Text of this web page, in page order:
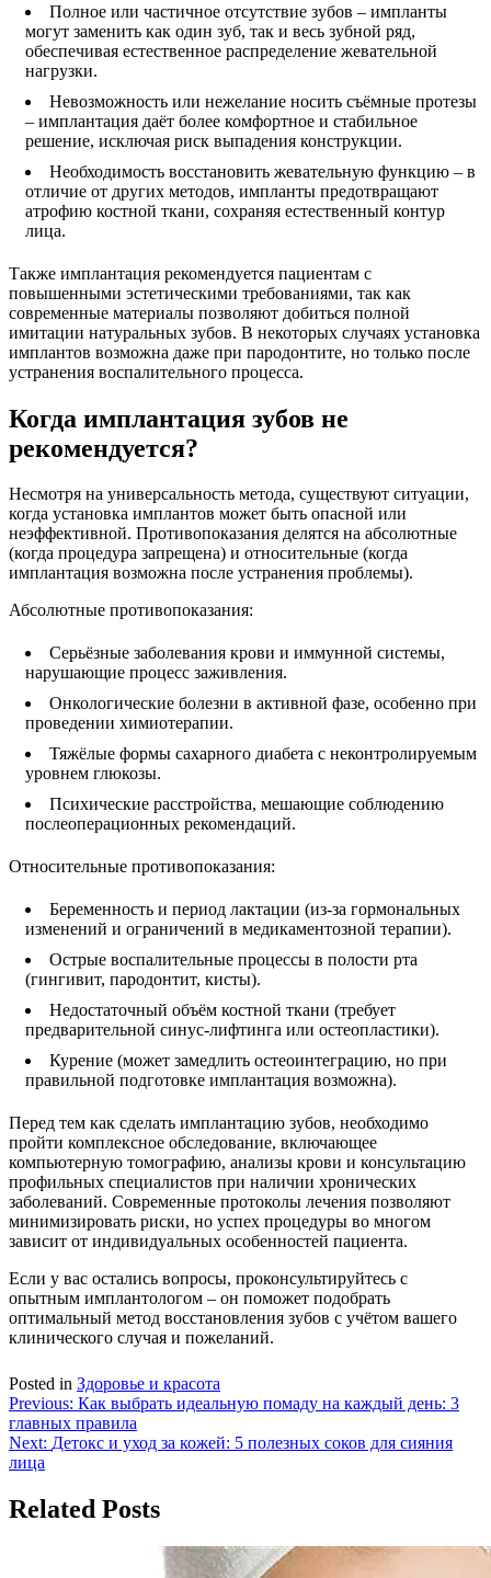
Полное или частичное отсутствие зубов – импланты
могут заменить как один зуб, так и весь зубной ряд,
обеспечивая естественное распределение жевательной
нагрузки.
Невозможность или нежелание носить съёмные протезы
– имплантация даёт более комфортное и стабильное
решение, исключая риск выпадения конструкции.
Необходимость восстановить жевательную функцию – в
отличие от других методов, импланты предотвращают
атрофию костной ткани, сохраняя естественный контур
лица.
Также имплантация рекомендуется пациентам с
повышенными эстетическими требованиями, так как
современные материалы позволяют добиться полной
имитации натуральных зубов. В некоторых случаях установка
имплантов возможна даже при пародонтите, но только после
устранения воспалительного процесса.
Когда имплантация зубов не
рекомендуется?
Несмотря на универсальность метода, существуют ситуации,
когда установка имплантов может быть опасной или
неэффективной. Противопоказания делятся на абсолютные
(когда процедура запрещена) и относительные (когда
имплантация возможна после устранения проблемы).
Абсолютные противопоказания:
Серьёзные заболевания крови и иммунной системы,
нарушающие процесс заживления.
Онкологические болезни в активной фазе, особенно при
проведении химиотерапии.
Тяжёлые формы сахарного диабета с неконтролируемым
уровнем глюкозы.
Психические расстройства, мешающие соблюдению
послеоперационных рекомендаций.
Относительные противопоказания:
Беременность и период лактации (из-за гормональных
изменений и ограничений в медикаментозной терапии).
Острые воспалительные процессы в полости рта
(гингивит, пародонтит, кисты).
Недостаточный объём костной ткани (требует
предварительной синус-лифтинга или остеопластики).
Курение (может замедлить остеоинтеграцию, но при
правильной подготовке имплантация возможна).
Перед тем как сделать имплантацию зубов, необходимо
пройти комплексное обследование, включающее
компьютерную томографию, анализы крови и консультацию
профильных специалистов при наличии хронических
заболеваний. Современные протоколы лечения позволяют
минимизировать риски, но успех процедуры во многом
зависит от индивидуальных особенностей пациента.
Если у вас остались вопросы, проконсультируйтесь с
опытным имплантологом – он поможет подобрать
оптимальный метод восстановления зубов с учётом вашего
клинического случая и пожеланий.
Posted in Здоровье и красота
Навигация
по
записям
Previous: Как выбрать идеальную помаду на каждый день: 3
главных правила
Next: Детокс и уход за кожей: 5 полезных соков для сияния
лица
Related Posts